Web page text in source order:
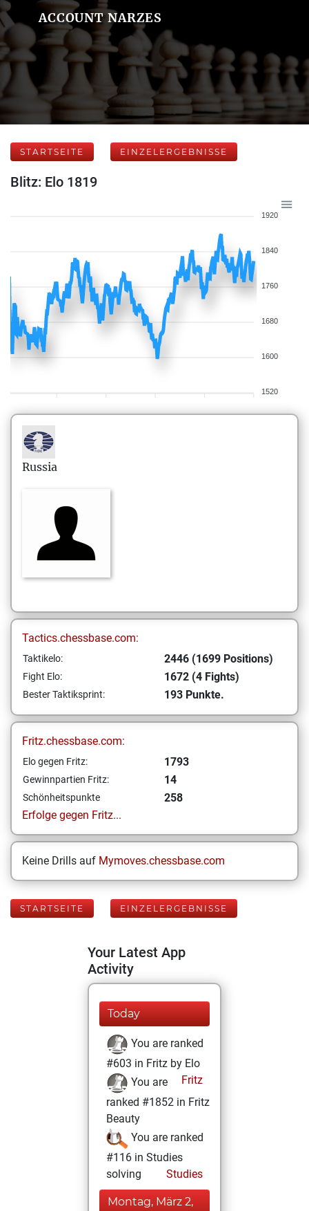
ACCOUNT NARZES
STARTSEITE EINZELERGEBNISSE
Blitz: Elo 1819
1920
1840
1760
1680
1600
1520
Russia
Tactics.chessbase.com:
Taktikelo: 2446 (1699 Positions)
Fight Elo: 1672 (4 Fights)
Bester Taktiksprint: 193 Punkte.
Fritz.chessbase.com:
Elo gegen Fritz: 1793
Gewinnpartien Fritz: 14
Schönheitspunkte
258
Erfolge gegen Fritz...
Keine Drills auf Mymoves.chessbase.com
STARTSEITE EINZELERGEBNISSE
Your Latest App
Activity
Today
You are ranked
#603 in Fritz by Elo
Fritz
You are
ranked #1852 in Fritz
Beauty
You are ranked
#116 in Studies
solving
Studies
Montag, März 2,